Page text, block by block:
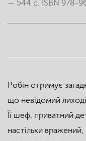
— 544 с. ISBN 978-
Робін отримує
що невідомий
Її шеф, приватний
настільки